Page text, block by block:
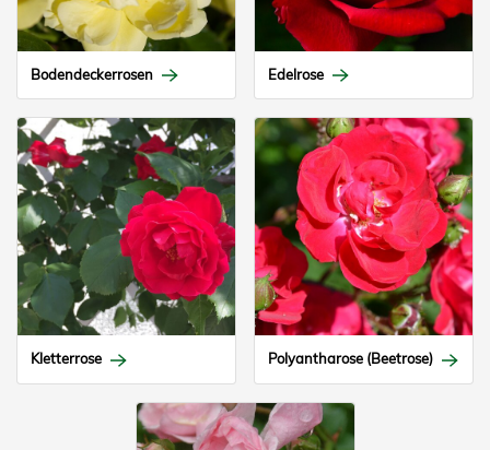
Bodendeckerrosen Edelrose
Kletterrose Polyantharose (Beetrose)